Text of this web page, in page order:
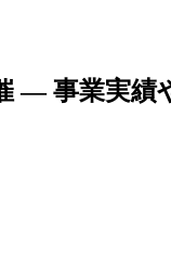
— 事業実績